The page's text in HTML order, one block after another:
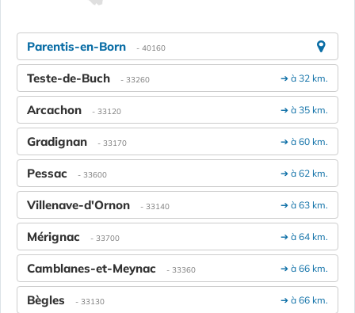
Parentis-en-Born - 40160
➔ à 32 km.
Teste-de-Buch - 33260
➔ à 35 km.
Arcachon - 33120
➔ à 60 km.
Gradignan - 33170
➔ à 62 km.
Pessac - 33600
➔ à 63 km.
Villenave-d'Ornon - 33140
➔ à 64 km.
Mérignac - 33700
➔ à 66 km.
Camblanes-et-Meynac - 33360
➔ à 66 km.
Bègles - 33130